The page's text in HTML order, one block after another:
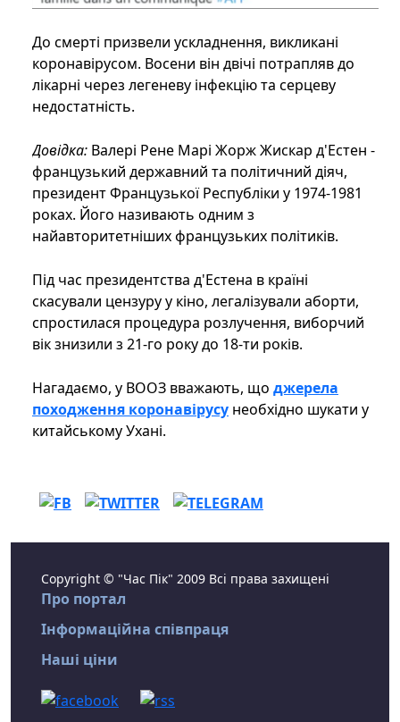
До смерті призвели ускладнення, викликані
коронавірусом. Восени він двічі потрапляв до
лікарні через легеневу інфекцію та серцеву
недостатність.
Довідка: Валері Рене Марі Жорж Жискар д'Естен -
французький державний та політичний діяч,
президент Французької Республіки у 1974-1981
роках. Його називають одним з
найавторитетніших французьких політиків.
Під час президентства д'Естена в країні
скасували цензуру у кіно, легалізували аборти,
спростилася процедура розлучення, виборчий
вік знизили з 21-го року до 18-ти років.
Нагадаємо, у ВООЗ вважають, що джерела
походження коронавірусу необхідно шукати у
китайському Ухані.
Copyright © "Час Пік" 2009 Всі права захищені
Про портал
Інформаційна співпраця
Наші ціни